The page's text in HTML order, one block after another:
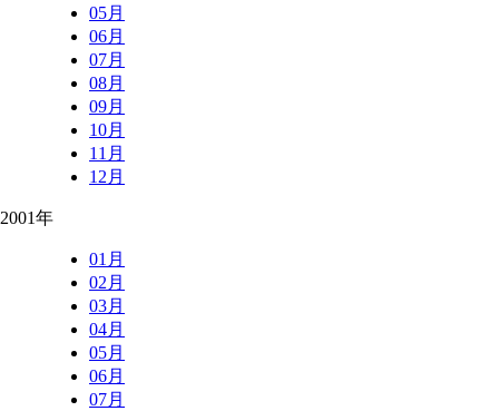
05月
06月
07月
08月
09月
10月
11月
12月
2001年
01月
02月
03月
04月
05月
06月
07月